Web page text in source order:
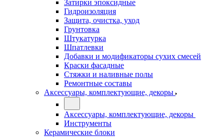
Затирки эпоксидные
Гидроизоляция
Защита, очистка, уход
Грунтовка
Штукатурка
Шпатлевки
Добавки и модификаторы сухих смесей
Краски фасадные
Стяжки и наливные полы
Ремонтные составы
Аксессуары, комплектующие, декоры
Аксессуары, комплектующие, декоры
Инструменты
Керамические блоки